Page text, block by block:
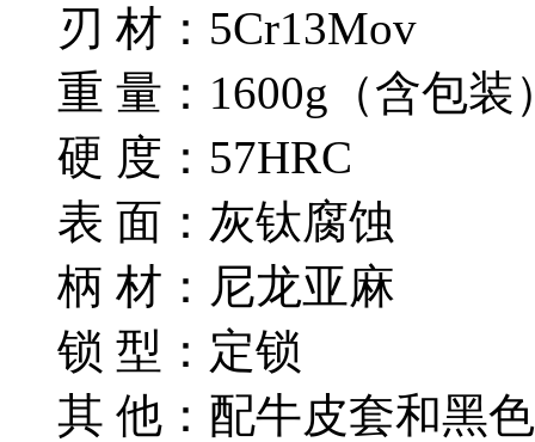
刃 材：5Cr13Mov
重 量：1600g（含包装
硬 度：57HRC
表 面：灰钛腐蚀
柄 材：尼龙亚麻
锁 型：定锁
其 他：配牛皮套和黑